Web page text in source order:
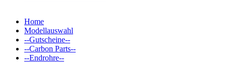
Home
Modellauswahl
--Gutscheine--
--Carbon Parts--
--Endrohre--